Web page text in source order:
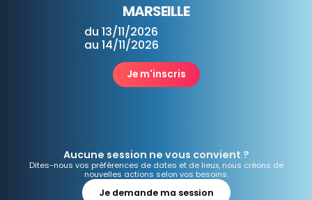
MARSEILLE
du 13/11/2026
au 14/11/2026
Je m'inscris
Aucune session ne vous convient ?
Dites-nous vos préférences de dates et de lieux, nous créons de
nouvelles actions selon vos besoins.
Je demande ma session